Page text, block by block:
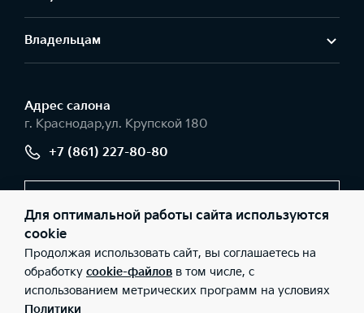
Владельцам
Адрес салонa
г. Краснодар,ул. Крупской 180
+7 (861) 227-80-80
© 2026 Юридические лица ООО «РВ Сервис» (Фактический
адрес: г. Краснодар,ул. Крупской 180; Телефон: +7 (861) 227-80-
80; ИНН: 2312141610; ОГРН: 1072312011298), ООО «Киа Россия и
СНГ» (Фактический адрес: г.Москва, Валовая 26; Телефон: 8 800
Для оптимальной работы сайта используются
cookie
Продолжая использовать сайт, вы соглашаетесь на
обработку cookie-файлов в том числе, с
использованием метрических программ на условиях
Политики